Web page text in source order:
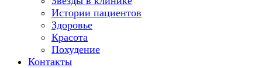
Истории пациентов
Здоровье
Красота
Похудение
Контакты